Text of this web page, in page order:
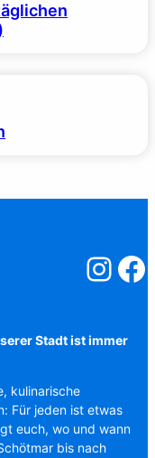
Stadt ist immer
kulinarische
Für jeden ist etwas
euch, wo und wann
bis nach